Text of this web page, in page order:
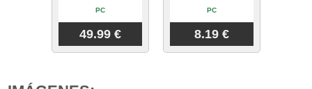
PC
49.99 €
PC
8.19 €